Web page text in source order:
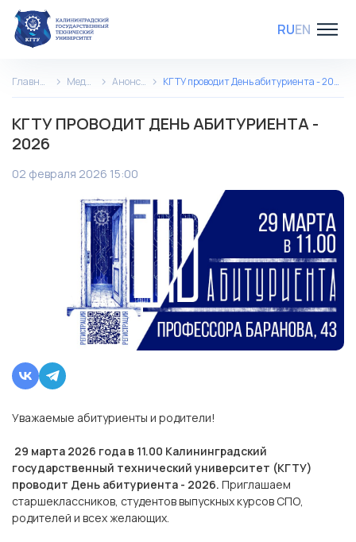
RUEN
Главная Медиа Анонсы КГТУ проводит День абитуриента - 2026
КГТУ ПРОВОДИТ ДЕНЬ АБИТУРИЕНТА -
2026
02 февраля 2026 15:00
Уважаемые абитуриенты и родители!
29 марта 2026 года в 11.00 Калининградский
государственный технический университет (КГТУ)
проводит День абитуриента - 2026. Приглашаем
старшеклассников, студентов выпускных курсов СПО,
родителей и всех желающих.